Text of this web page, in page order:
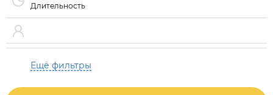
Длительность
Ещё фильтры